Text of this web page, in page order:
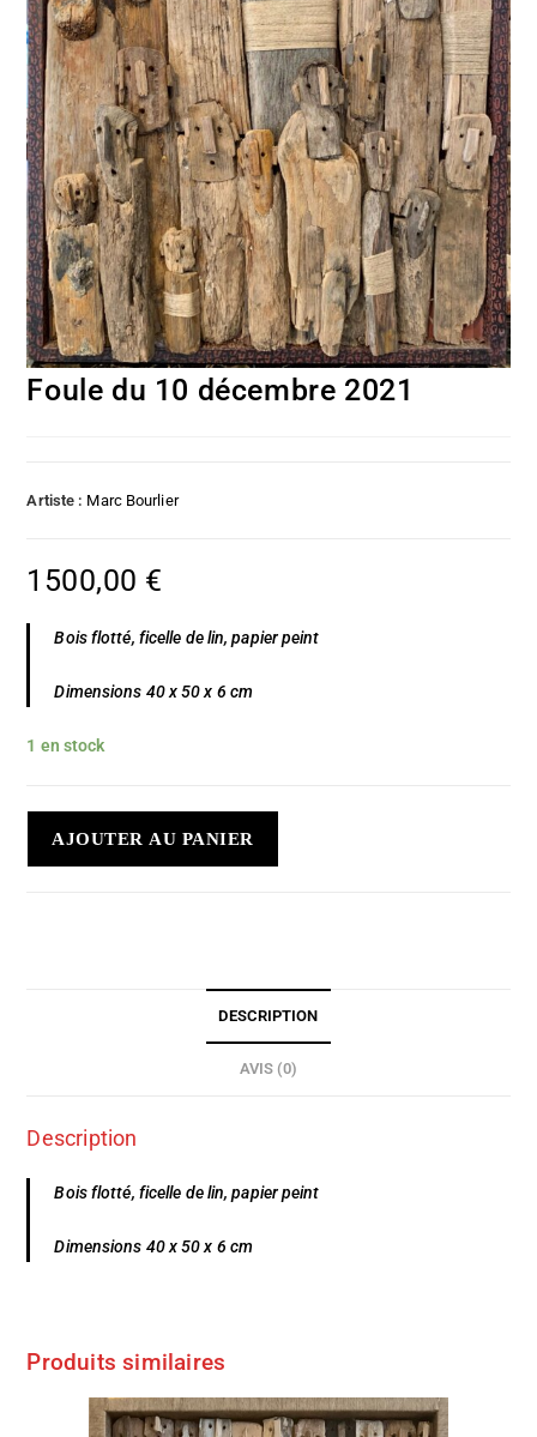
Foule du 10 décembre 2021
Artiste : Marc Bourlier
1500,00 €
Bois flotté, ficelle de lin, papier peint
Dimensions 40 x 50 x 6 cm
1 en stock
AJOUTER AU PANIER
DESCRIPTION
AVIS (0)
Description
Bois flotté, ficelle de lin, papier peint
Dimensions 40 x 50 x 6 cm
Produits similaires